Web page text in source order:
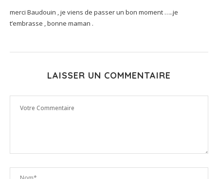
merci Baudouin , je viens de passer un bon moment …..je
t’embrasse , bonne maman .
LAISSER UN COMMENTAIRE